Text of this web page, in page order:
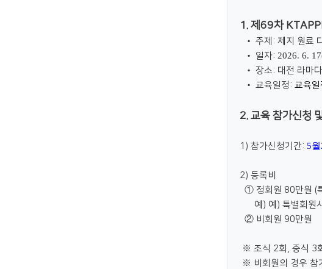
1. 제69차
• 주제: 제지 원료
• 일자: 2026. 6.
• 장소: 대전 라마
• 교육일정: 교육일
2. 교육 참가신청
1) 참가신청기간: 5월
2) 등록비
① 정회원 80만원 (
예) 예) 특별회원사
② 비회원 90만원
※ 조식 2회, 중식 3
※ 비회원의 경우 참